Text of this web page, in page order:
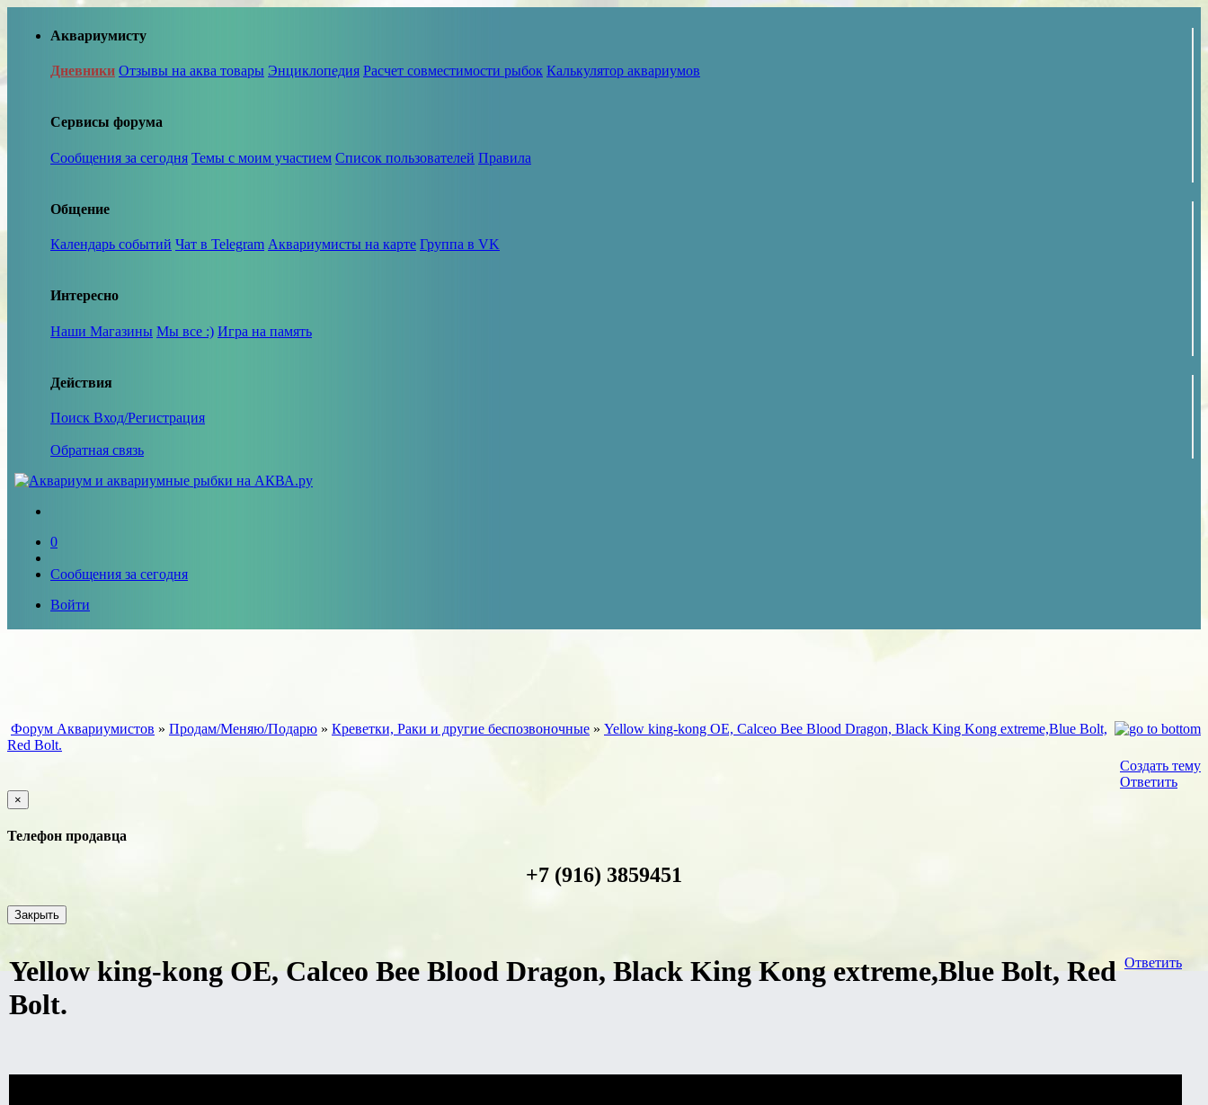
Аквариумисту
Дневники Отзывы на аква товары Энциклопедия Расчет совместимости рыбок Калькулятор аквариумов
Сервисы форума
Сообщения за сегодня Темы с моим участием Список пользователей Правила
Общение
Календарь событий Чат в Telegram Аквариумисты на карте Группа в VK
Интересно
Наши Магазины Мы все :) Игра на память
Действия
Поиск Вход/Регистрация
Обратная связь
0
Сообщения за сегодня
Войти
Форум Аквариумистов » Продам/Меняю/Подарю » Креветки, Раки и другие беспозвоночные » Yellow king-kong OE, Calceo Bee Вlood Dragon, Black King Kong extreme,Вlue Bolt,
Red Bolt.
Создать тему
Ответить
×
Телефон продавца
+7 (916) 3859451
Закрыть
Ответить
Yellow king-kong OE, Calceo Bee Вlood Dragon, Black King Kong extreme,Вlue Bolt, Red
Bolt.